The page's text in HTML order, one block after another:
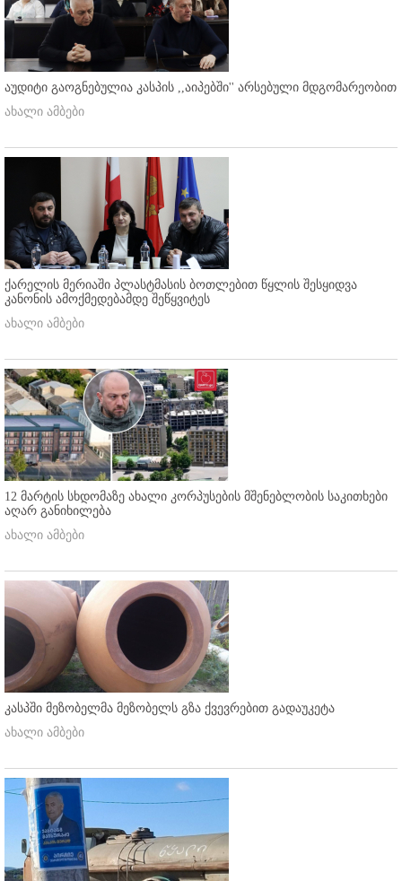
აუდიტი გაოგნებულია კასპის ,,აიპებში'' არსებული მდგომარეობით
ახალი ამბები
ქარელის მერიაში პლასტმასის ბოთლებით წყლის შესყიდვა
კანონის ამოქმედებამდე შეწყვიტეს
ახალი ამბები
12 მარტის სხდომაზე ახალი კორპუსების მშენებლობის საკითხები
აღარ განიხილება
ახალი ამბები
კასპში მეზობელმა მეზობელს გზა ქვევრებით გადაუკეტა
ახალი ამბები